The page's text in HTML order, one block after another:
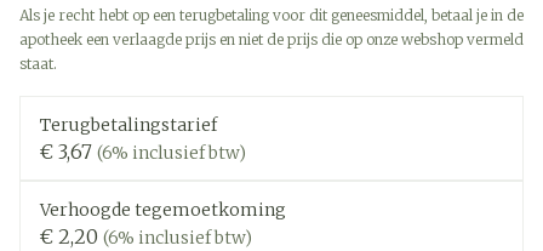
Als je recht hebt op een terugbetaling voor dit geneesmiddel, betaal je in de
apotheek een verlaagde prijs en niet de prijs die op onze webshop vermeld
staat.
Terugbetalingstarief
€ 3,67 (6% inclusief btw)
Verhoogde tegemoetkoming
€ 2,20 (6% inclusief btw)